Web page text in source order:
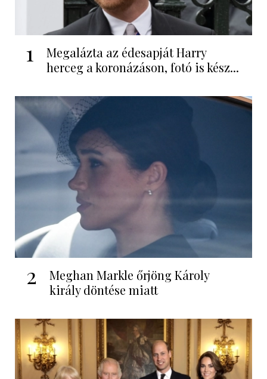
1
Megalázta az édesapját Harry
herceg a koronázáson, fotó is kész...
2
Meghan Markle őrjöng Károly
király döntése miatt